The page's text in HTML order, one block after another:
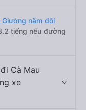
Giường nằm đôi
tiếng nếu đường
Cà Mau
xe